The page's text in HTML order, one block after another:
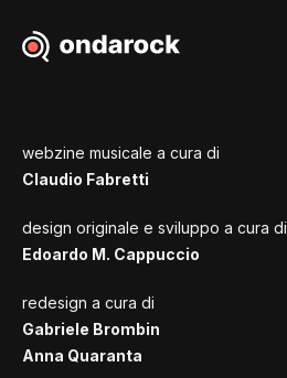
webzine musicale a cura di
Claudio Fabretti
design originale e sviluppo a cura di
Edoardo M. Cappuccio
redesign a cura di
Gabriele Brombin
Anna Quaranta